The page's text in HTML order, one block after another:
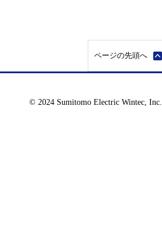
ページの先頭へ
© 2024 Sumitomo Electric Wintec, Inc.